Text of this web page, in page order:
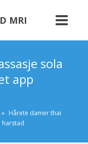
MRI
sola
app
» Hårete damer thai
harstad